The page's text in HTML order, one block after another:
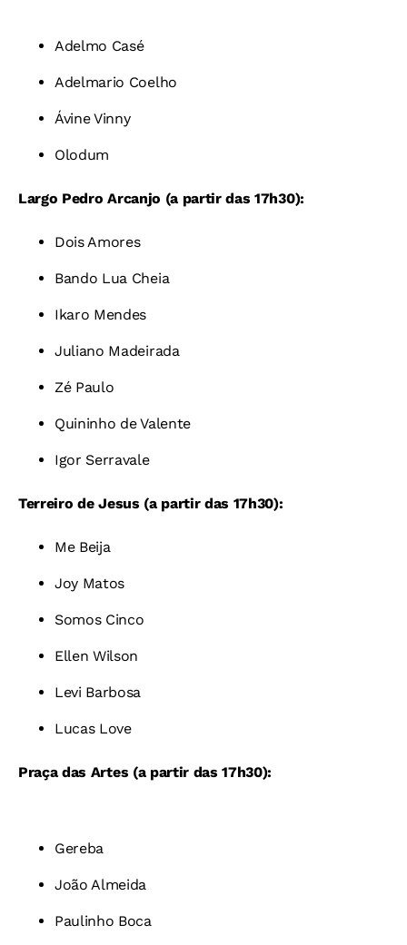
Adelmo Casé
Adelmario Coelho
Ávine Vinny
Olodum
Largo Pedro Arcanjo (a partir das 17h30):
Dois Amores
Bando Lua Cheia
Ikaro Mendes
Juliano Madeirada
Zé Paulo
Quininho de Valente
Igor Serravale
Terreiro de Jesus (a partir das 17h30):
Me Beija
Joy Matos
Somos Cinco
Ellen Wilson
Levi Barbosa
Lucas Love
Praça das Artes (a partir das 17h30):
Gereba
João Almeida
Paulinho Boca